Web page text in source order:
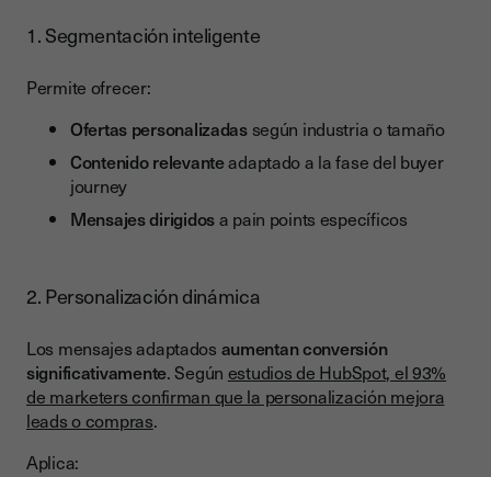
1. Segmentación inteligente
Permite ofrecer:
Ofertas personalizadassegún industria o tamaño
Contenido relevanteadaptado a la fase del buyer
journey
Mensajes dirigidosa pain points específicos
2. Personalización dinámica
Los mensajes adaptados aumentan conversión
significativamente. Según estudios de HubSpot, el 93%
de marketers confirman que la personalización mejora
leads o compras.
Aplica: